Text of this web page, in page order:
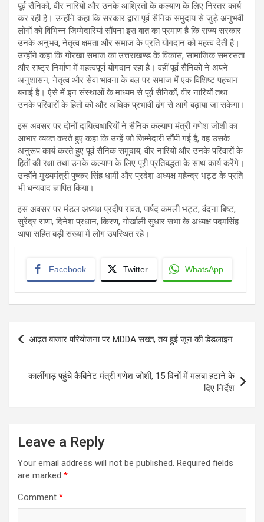
पूर्व सैनिकों, वीर नारियों और उनके आश्रितों के कल्याण के लिए निरंतर कार्य
कर रही है। उन्होंने कहा कि सरकार द्वारा पूर्व सैनिक समुदाय से जुड़े अनुभवी
लोगों को विभिन्न जिम्मेदारियां सौंपना इस बात का प्रमाण है कि राज्य सरकार
उनके अनुभव, नेतृत्व क्षमता और समाज के प्रति योगदान को महत्व देती है।
उन्होंने कहा कि गोरखा समाज का उत्तराखण्ड के विकास, सामाजिक समरसता
और राष्ट्र निर्माण में महत्वपूर्ण योगदान रहा है। वहीं पूर्व सैनिकों ने अपने
अनुशासन, नेतृत्व और सेवा भावना के बल पर समाज में एक विशिष्ट पहचान
बनाई है। ऐसे में इन संस्थाओं के माध्यम से पूर्व सैनिकों, वीर नारियों तथा
उनके परिवारों के हितों को और अधिक प्रभावी ढंग से आगे बढ़ाया जा सकेगा।
इस अवसर पर दोनों दायित्वधारियों ने सैनिक कल्याण मंत्री गणेश जोशी का
आभार व्यक्त करते हुए कहा कि उन्हें जो जिम्मेदारी सौंपी गई है, वह उसके
अनुरूप कार्य करते हुए पूर्व सैनिक समुदाय, वीर नारियों और उनके परिवारों के
हितों की रक्षा तथा उनके कल्याण के लिए पूरी प्रतिबद्धता के साथ कार्य करेंगे।
उन्होंने मुख्यमंत्री पुष्कर सिंह धामी और प्रदेश अध्यक्ष महेन्द्र भट्ट के प्रति
भी धन्यवाद ज्ञापित किया।
इस अवसर पर मंडल अध्यक्ष प्रदीप रावत, पार्षद कमली भट्ट, वंदना बिष्ट,
सुरेंद्र राणा, दिनेश प्रधान, किरण, गोर्खाली सुधार सभा के अध्यक्ष पदमसिंह
थापा सहित बड़ी संख्या में लोग उपस्थित रहे।
Facebook Twitter WhatsApp
Post
navigation
आढ़त बाजार परियोजना पर MDDA सख्त, तय हुई जून की डेडलाइन
कार्लीगाड़ पहुंचे कैबिनेट मंत्री गणेश जोशी, 15 दिनों में मलबा हटाने के
दिए निर्देश
Leave a Reply
Your email address will not be published. Required fields
are marked *
Comment *